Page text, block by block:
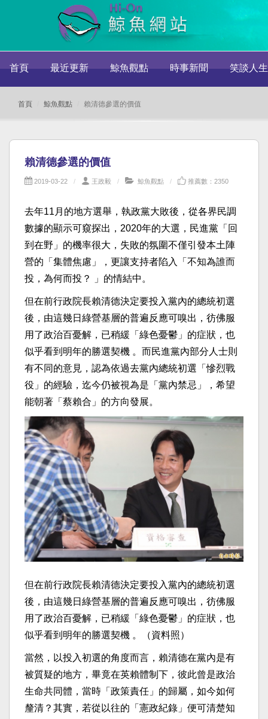
首頁 最近更新 鯨魚觀點 時事新聞 笑談人生
首頁 鯨魚觀點 賴清德參選的價值
賴清德參選的價值
2019-03-22 王政毅 鯨魚觀點 推薦數：2350
去年11月的地方選舉，執政黨大敗後，從各界民調
數據的顯示可窺探出，2020年的大選，民進黨「回
到在野」的機率很大，失敗的氛圍不僅引發本土陣
營的「集體焦慮」，更讓支持者陷入「不知為誰而
投，為何而投？ 」的情結中。
但在前行政院長賴清德決定要投入黨內的總統初選
後，由這幾日綠營基層的普遍反應可嗅出，彷佛服
用了政治百憂解，已稍緩「綠色憂鬱」的症狀，也
似乎看到明年的勝選契機 。而民進黨內部分人士則
有不同的意見，認為依過去黨內總統初選「慘烈戰
役」的經驗，迄今仍被視為是「黨內禁忌」，希望
能朝著「蔡賴合」的方向發展。
但在前行政院長賴清德決定要投入黨內的總統初選
後，由這幾日綠營基層的普遍反應可嗅出，彷佛服
用了政治百憂解，已稍緩「綠色憂鬱」的症狀，也
似乎看到明年的勝選契機 。（資料照）
當然，以投入初選的角度而言，賴清德在黨內是有
被質疑的地方，畢竟在英賴體制下，彼此曾是政治
生命共同體，當時「政策責任」的歸屬，如今如何
釐清？其實，若從以往的「憲政紀錄」便可清楚知